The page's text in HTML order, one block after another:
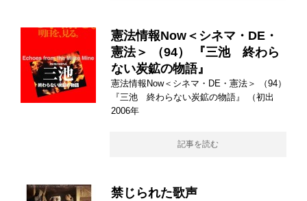
憲法情報Now＜シネマ・DE・
憲法＞ （94） 『三池 終わら
ない炭鉱の物語』
憲法情報Now＜シネマ・DE・憲法＞ （94）
『三池 終わらない炭鉱の物語』 （初出
2006年
記事を読む
禁じられた歌声